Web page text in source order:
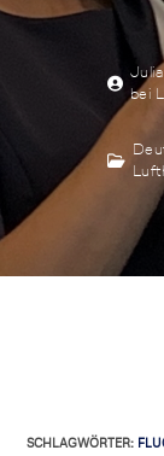
bei
SCHLAGWÖRTER: